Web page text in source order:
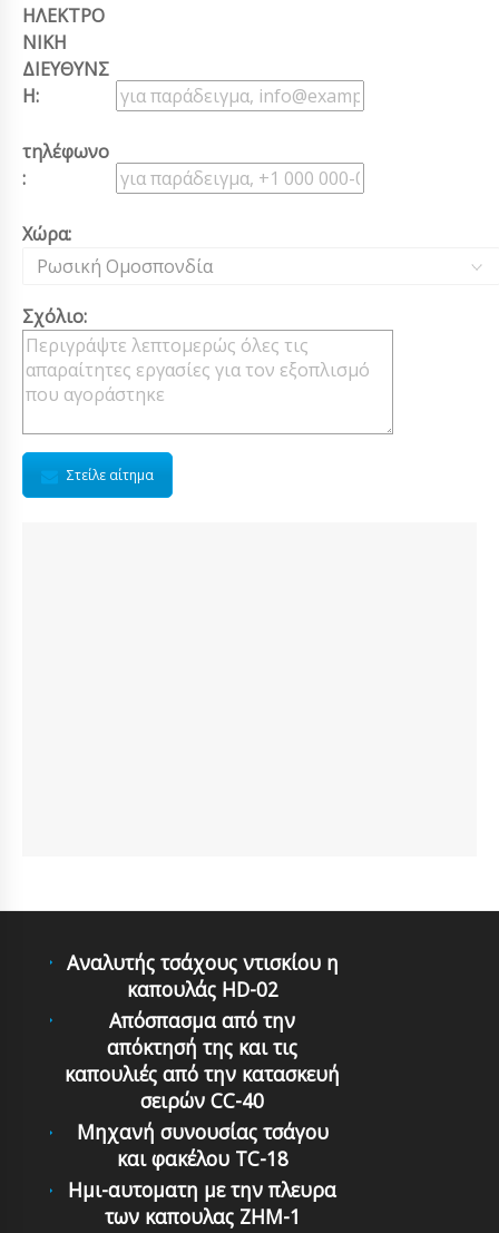
ΗΛΕΚΤΡΟ
ΝΙΚΗ
ΔΙΕΥΘΥΝΣ
Η:
τηλέφωνο
:
Χώρα:
Ρωσική Ομοσπονδία
Σχόλιο:
Στείλε αίτημα
Αναλυτής τσάχους ντισκίου η
καπουλάς HD-02
Απόσπασμα από την
απόκτησή της και τις
καπουλιές από την κατασκευή
σειρών CC-40
Μηχανή συνουσίας τσάγου
και φακέλου TC-18
Ημι-αυτοματη με την πλευρα
των καπουλας ZHM-1